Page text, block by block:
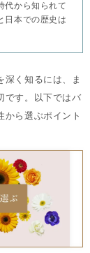
代から知られて
日本での歴史は
深く知るには、ま
です。以下ではバ
から選ぶポイント